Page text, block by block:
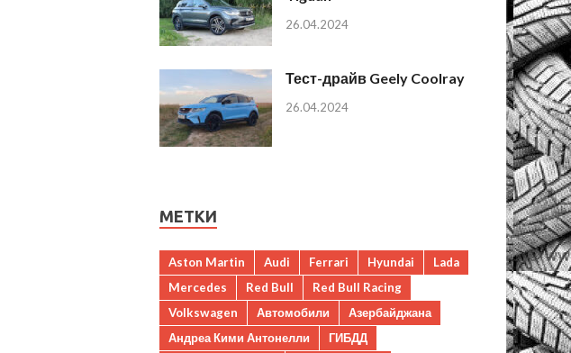
26.04.2024
Тест-драйв Geely Coolray
26.04.2024
МЕТКИ
Aston Martin Audi Ferrari Hyundai
Lada
Mercedes
Red Bull
Red Bull Racing
Volkswagen
Автомобили
Азербайджана
Андреа Кими Антонелли
ГИБДД